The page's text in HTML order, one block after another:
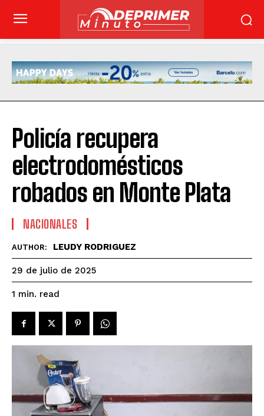
Policía recupera
electrodomésticos
robados en Monte Plata
NACIONALES
AUTHOR: LEUDY RODRIGUEZ
29 de julio de 2025
1 min. read